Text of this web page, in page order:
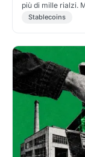
più di mille rialzi.
sono un numero
Stablecoins